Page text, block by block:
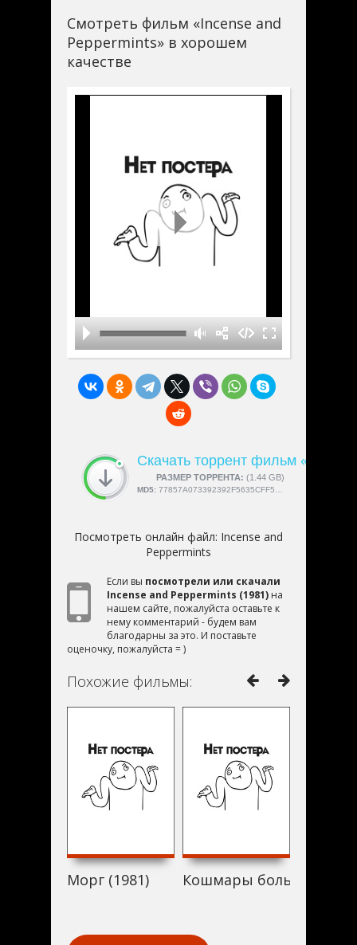
Смотреть фильм «Incense and
Peppermints» в хорошем
качестве
Скачать торрент фильм
РАЗМЕР ТОРРЕНТА: (1.44 GB)
СКАЧАЛИ:4189
MD5: 77857A073392392F5635CFF5F827883B
Посмотреть онлайн файл: Incense and
Peppermints
Если вы посмотрели или скачали
Incense and Peppermints (1981) на
нашем сайте, пожалуйста оставьте к
нему комментарий - будем вам
благодарны за это. И поставьте
оценочку, пожалуйста = )
Похожие фильмы:
Морг (1981) Кошмары больного